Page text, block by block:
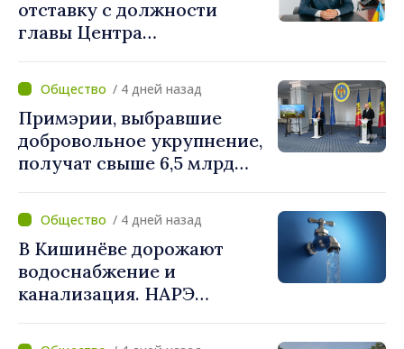
отставку с должности
главы Центра
коммуникации и
противодействия
дезинформации
/ 4 дней назад
Примэрии, выбравшие
добровольное укрупнение,
получат свыше 6,5 млрд
«Правительство
предоставляет примэриям,
которые добровольно
объединяются,
беспрецедентный
/ 4 дней назад
В Кишинёве дорожают
водоснабжение и
канализация. НАРЭ